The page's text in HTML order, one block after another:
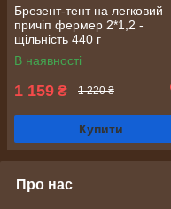
Брезент-тент на легковий
причіп фермер 2*1,2 -
щільність 440 г
В наявності
1 159 ₴ 1 220 ₴
Купити
Про нас